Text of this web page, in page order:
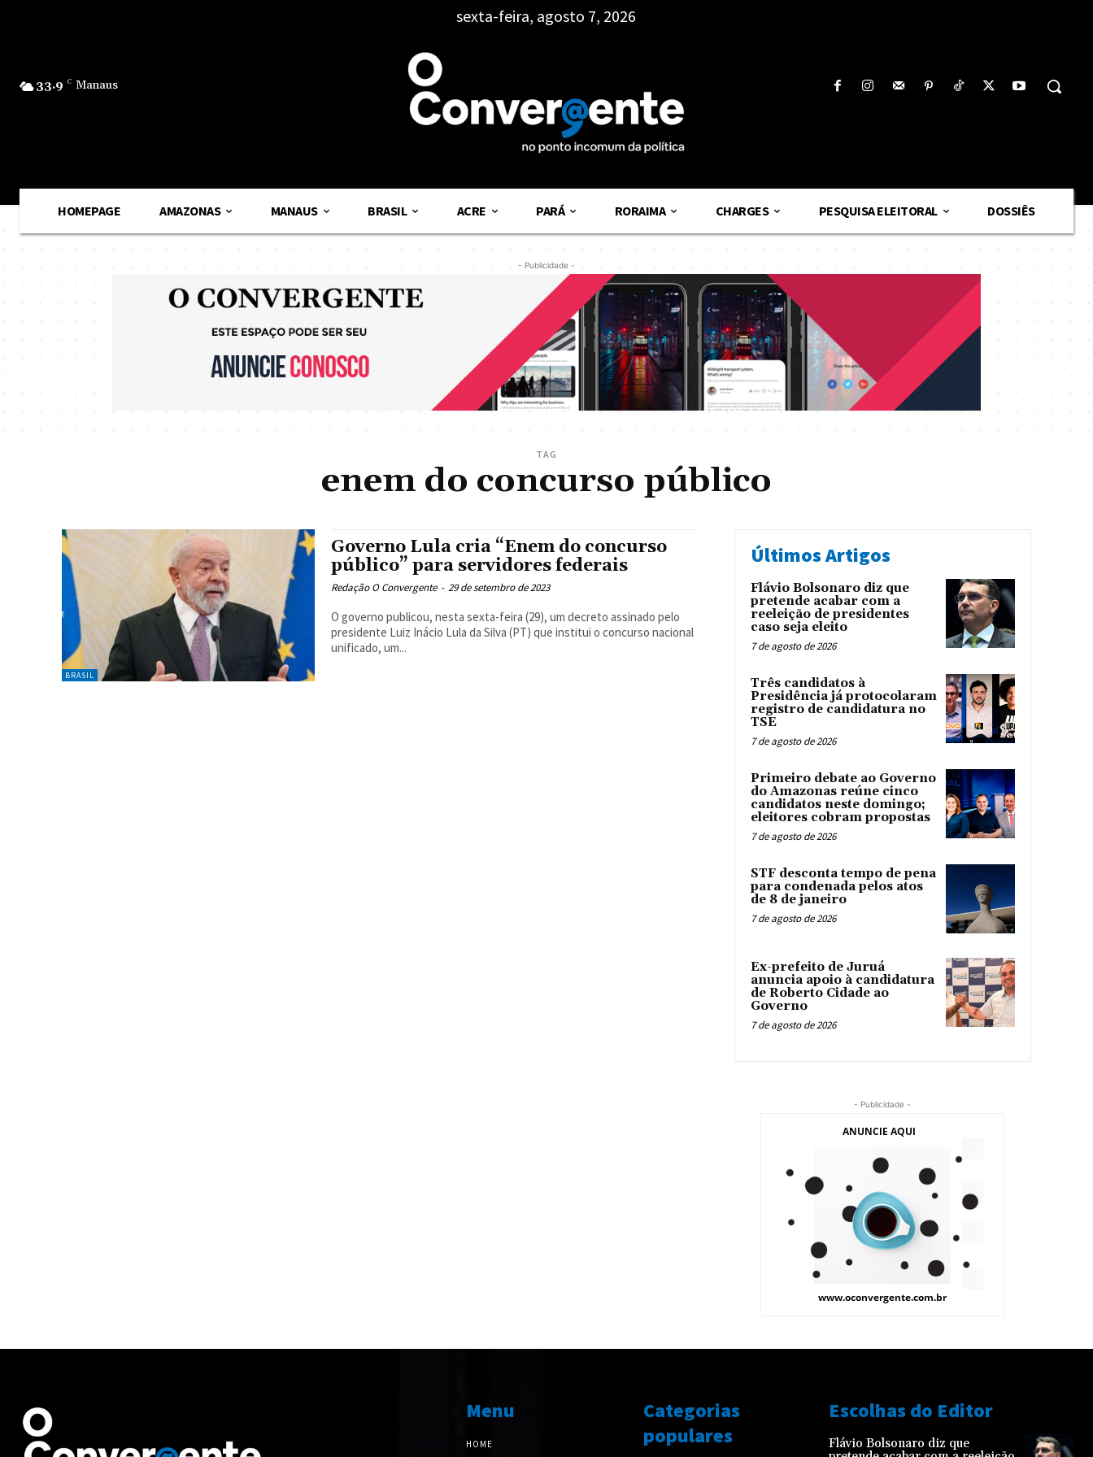
33.9 C Manaus
sexta-feira, agosto 7, 2026
HOMEPAGE AMAZONAS MANAUS BRASIL ACRE PARÁ RORAIMA CHARGES PESQUISA ELEITORAL DOSSIÊS
- Publicidade -
TAG
enem do concurso público
BRASIL
Governo Lula cria “Enem do concurso
público” para servidores federais
Redação O Convergente - 29 de setembro de 2023
O governo publicou, nesta sexta-feira (29), um decreto assinado pelo
presidente Luiz Inácio Lula da Silva (PT) que institui o concurso nacional
unificado, um...
Últimos Artigos
Flávio Bolsonaro diz que
pretende acabar com a
reeleição de presidentes
caso seja eleito
7 de agosto de 2026
Três candidatos à
Presidência já protocolaram
registro de candidatura no
TSE
7 de agosto de 2026
Primeiro debate ao Governo
do Amazonas reúne cinco
candidatos neste domingo;
eleitores cobram propostas
7 de agosto de 2026
STF desconta tempo de pena
para condenada pelos atos
de 8 de janeiro
7 de agosto de 2026
Ex-prefeito de Juruá
anuncia apoio à candidatura
de Roberto Cidade ao
Governo
7 de agosto de 2026
- Publicidade -
Menu
HOME
Categorias
populares
Escolhas do Editor
Flávio Bolsonaro diz que